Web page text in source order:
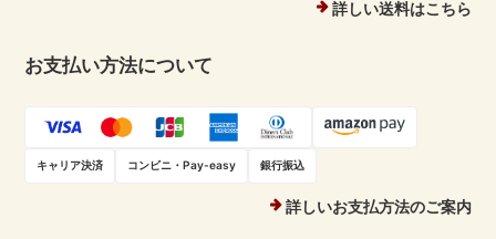
詳しい送料はこちら
お支払い方法について
キャリア決済 コンビニ・Pay-easy 銀行振込
詳しいお支払方法のご案内